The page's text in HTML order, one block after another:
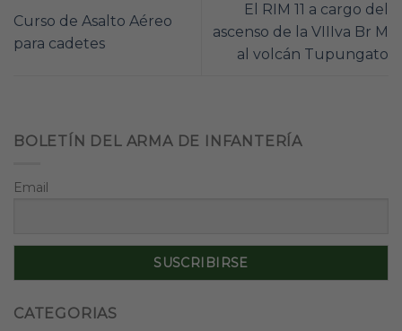
Curso de Asalto Aéreo
para cadetes
El RIM 11 a cargo del
ascenso de la VIIIva Br M
al volcán Tupungato
BOLETÍN DEL ARMA DE INFANTERÍA
Email
CATEGORIAS